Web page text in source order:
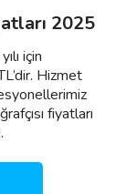
2025
için
Hizmet
fiyatları